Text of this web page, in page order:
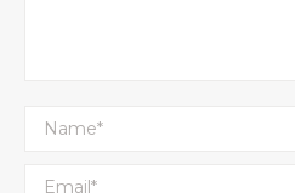
Name *
Email *